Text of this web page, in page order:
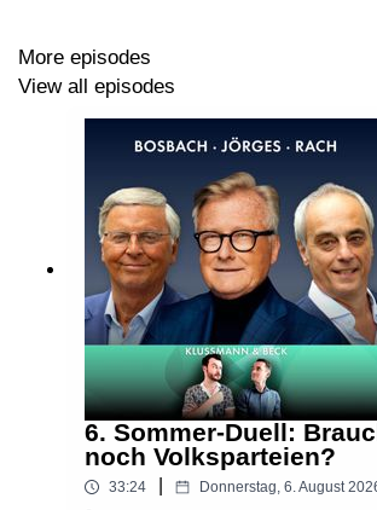
Aktionen und Rabatte unserer
https://wonderl.ink/@diewochentester
Hören Sie „Dreimal freie Meinung -
Podcast“ und unsere Kolumne
Psychogramm“ werbefrei vorab in
dazu hier:
More episodes
View all episodes
6. Sommer-Duell:
noch Volksparteien?
33:24 Donnerstag, 6. August